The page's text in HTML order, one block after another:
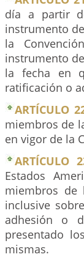
día a partir
instrumento
la
instrumento
la fecha en
ratificación o
ARTÍCULO
miembros de
en vigor de la
ARTÍCULO
Estados
miembros de
inclusive
adhesión o
presentado
mismas.